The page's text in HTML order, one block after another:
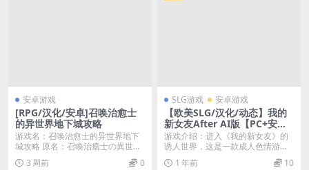
安卓游戏
[RPG/汉化/安卓]召唤治愈士
的异世界地下城攻略
游戏名：召唤治愈士的异世界地下
城攻略 原名：召喚治癒士の異世界
ダンジョン攻略 作...
3 周前 0
SLG游戏 安卓游戏
【欧美SLG/汉化/动态】我的
新女友After AI版【PC+安卓/
更新】
游戏介绍：进入《我的新女友》的
诱人世界，这是一款成人色情游
戏，深入探讨主角埃里克...
1 年前 10